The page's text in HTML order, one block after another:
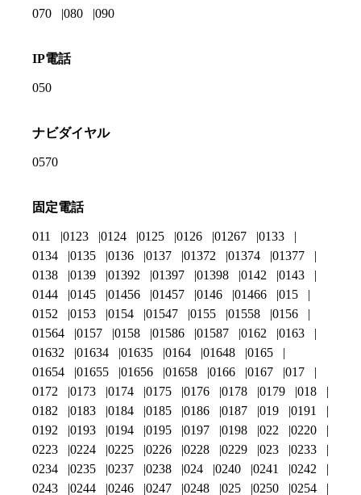
070 080 090
IP電話
050
ナビダイヤル
0570
固定電話
011 0123 0124 0125 0126 01267
0133
0134
0135 0136 0137 01372 01374
01377
0138
0139 01392 01397 01398 0142
0143
0144
0145 01456 01457 0146 01466
015
0152
0153 0154 01547 0155 01558
0156
01564
0157 0158 01586 01587 0162
0163
01632
01634 01635 0164 01648
0165
01654
01655 01656 01658 0166 0167
017
0172
0173 0174 0175 0176 0178 0179
018
0182
0183 0184 0185 0186 0187 019
0191
0192
0193 0194 0195 0197 0198 022
0220
0223
0224 0225 0226 0228 0229 023
0233
0234
0235 0237 0238 024 0240 0241
0242
0243
0244 0246 0247 0248 025 0250 0254